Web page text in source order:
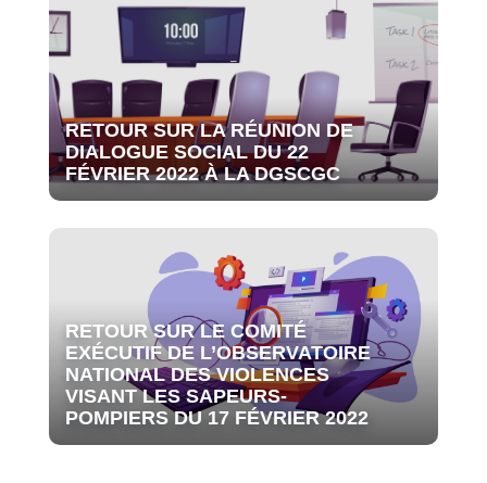
RETOUR SUR LA RÉUNION DE
DIALOGUE SOCIAL DU 22
FÉVRIER 2022 À LA DGSCGC
RETOUR SUR LE COMITÉ
EXÉCUTIF DE L’OBSERVATOIRE
NATIONAL DES VIOLENCES
VISANT LES SAPEURS-
POMPIERS DU 17 FÉVRIER 2022